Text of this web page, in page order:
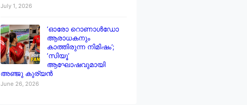
July 1, 2026
‘ഓരോ റൊണാൾഡോ
ആരാധകനും
കാത്തിരുന്ന നിമിഷം’;
‘സിയൂ’
ആഘോഷവുമായി
അഞ്ജു കുര്യൻ
June 26, 2026